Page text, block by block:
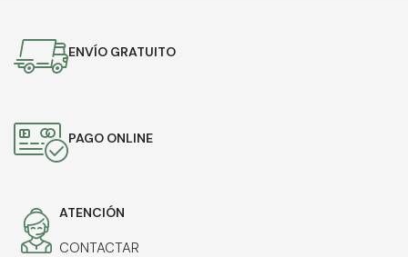
ENVÍO GRATUITO
PAGO ONLINE
ATENCIÓN
CONTACTAR